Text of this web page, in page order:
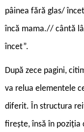
pâinea fără glas/
încă mama.// cântă
încet”.
După zece pagini,
va relua elementele
diferit. În structura
firește, însă în poziția